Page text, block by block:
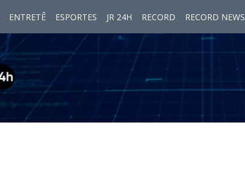
ENTRETÊ ESPORTES JR 24H RECORD RECORD NEWS